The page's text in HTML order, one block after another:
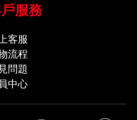
服務
客服
流程
問題
中心